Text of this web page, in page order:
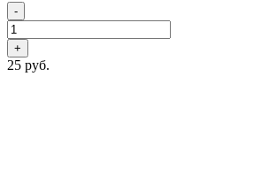
-
+
25 руб.